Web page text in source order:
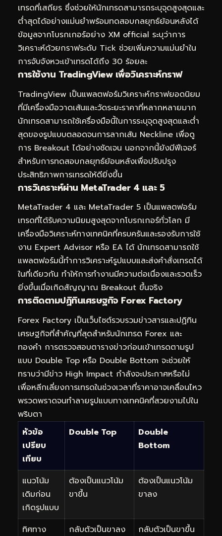
เทรดที่เสถียร ซึ่งช่วยให้นักเทรดสามารถระบุจุดสูงสุดและ
ต่ำสุดได้อย่างแม่นยำพร้อมทดสอบกลยุทธ์ย้อนหลังได้
ข้อมูลจากโบรกเกอร์อย่าง XM official ระบุว่าการ
วิเคราะห์ด้วยกราฟระดับ Tick ช่วยเพิ่มความแม่นยำใน
การจับจังหวะเข้าเทรดได้ถึง 30 ร้อยละ
การใช้งาน TradingView เพื่อวิเคราะห์กราฟ
TradingView เป็นแพลตฟอร์มวิเคราะห์กราฟยอดนิยม
ที่มีเครื่องมือวาดเส้นและวัดระยะราคาที่หลากหลายมาก
นักเทรดสามารถใช้เครื่องมือนี้ในการระบุจุดสูงสุดและต่ำ
สุดของรูปแบบตลอดจนการลากเส้น Neckline เพื่อดู
การ Breakout ได้อย่างชัดเจน นอกจากนี้ยังมีฟีเจอร์
สำหรับการทดสอบกลยุทธ์ย้อนหลังเพื่อปรับปรุง
ประสิทธิภาพการเทรดให้ดียิ่งขึ้น
การวิเคราะห์ผ่าน MetaTrader 4 และ 5
MetaTrader 4 และ MetaTrader 5 เป็นแพลตฟอร์ม
เทรดที่ได้รับความนิยมสูงสุดจากโบรกเกอร์ทั่วโลก มี
เครื่องมือวิเคราะห์ทางเทคนิคที่ครบครันและรองรับการใช้
งาน Expert Advisor หรือ EA ได้ นักเทรดสามารถใช้
แพลตฟอร์มนี้ทำการวิเคราะห์รูปแบบและส่งคำสั่งเทรดได้
ในที่เดียวกัน ทำให้การทำงานมีความต่อเนื่องและรวดเร็ว
ยิ่งขึ้นเมื่อเกิดสัญญาณ Breakout ขึ้นจริง
การติดตามปฏิทินเศรษฐกิจ Forex Factory
Forex Factory เป็นเว็บไซต์รวบรวมข่าวสารและปฏิทิน
เศรษฐกิจที่สำคัญที่สุดสำหรับนักเทรด Forex และ
ทองคำ การตรวจสอบตารางข่าวก่อนเข้าเทรดตามรูป
แบบ Double Top หรือ Double Bottom จะช่วยให้
ทราบว่ามีข่าว High Impact กำลังจะประกาศหรือไม่
เพื่อหลีกเลี่ยงการเทรดในช่วงเวลาที่ราคาอาจเคลื่อนไหว
พรวดพราดจนทำลายรูปแบบทางเทคนิคที่สวยงามไปใน
พริบตา
หัวข้อ
เปรียบ
เทียบ
Double Top
Double
Bottom
แนวโน้ม
เดิมก่อน
เกิดรูปแบบ
ต้องเป็นแนวโน้ม
ขาขึ้น
ต้องเป็นแนวโน้ม
ขาลง
ทิศทาง
กลับตัวเป็นขาลง
กลับตัวเป็นขาขึ้น